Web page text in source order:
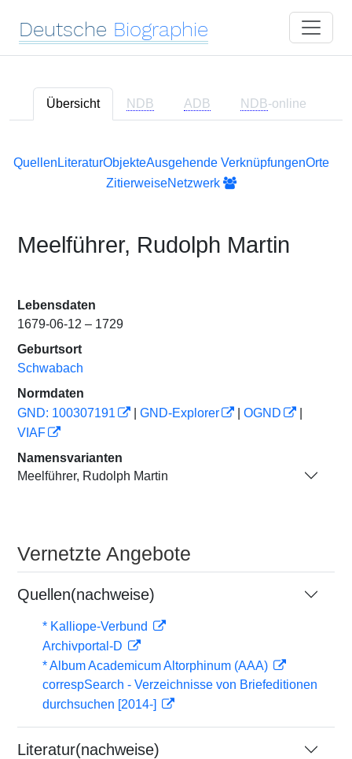
Deutsche Biographie
Übersicht NDB ADB NDB-online
Quellen LiteraturObjekteAusgehende VerknüpfungenOrte
ZitierweiseNetzwerk
Meelführer, Rudolph Martin
Lebensdaten
1679-06-12 – 1729
Geburtsort
Schwabach
Normdaten
GND: 100307191
GND-Explorer OGND
VIAF
Namensvarianten
Meelführer, Rudolph Martin
Vernetzte Angebote
Quellen(nachweise)
* Kalliope-Verbund
Archivportal-D
* Album Academicum Altorphinum (AAA)
correspSearch - Verzeichnisse von Briefeditionen
durchsuchen [2014-]
Literatur(nachweise)